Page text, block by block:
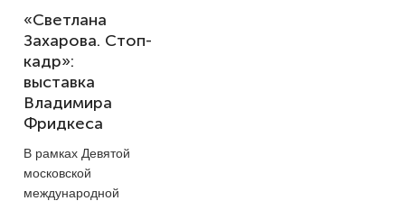
«Светлана
Захарова. Стоп-
кадр»:
выставка
Владимира
Фридкеса
В рамках Девятой
московской
международной